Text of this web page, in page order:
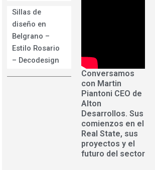
Sillas de
diseño en
Belgrano –
Estilo Rosario
– Decodesign
Conversamos
con Martin
Piantoni CEO de
Alton
Desarrollos. Sus
comienzos en el
Real State, sus
proyectos y el
futuro del sector